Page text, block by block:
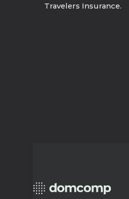
Travelers Insurance.